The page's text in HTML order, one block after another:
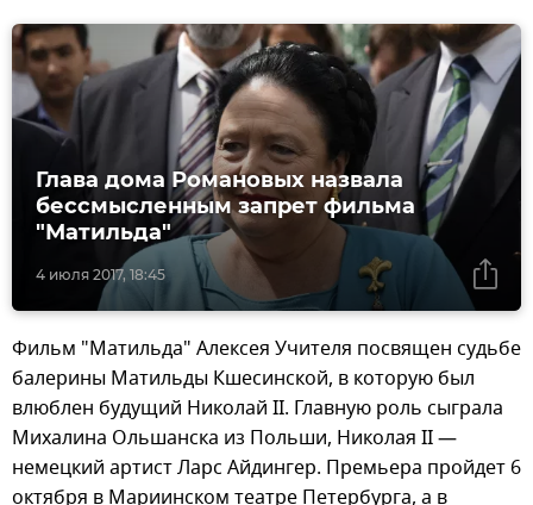
4 июля 2017, 18:45
Глава дома Романовых назвала
бессмысленным запрет фильма
"Матильда"
Фильм "Матильда" Алексея Учителя посвящен судьбе
балерины Матильды Кшесинской, в которую был
влюблен будущий Николай II. Главную роль сыграла
Михалина Ольшанска из Польши, Николая II —
немецкий артист Ларс Айдингер. Премьера пройдет 6
октября в Мариинском театре Петербурга, а в